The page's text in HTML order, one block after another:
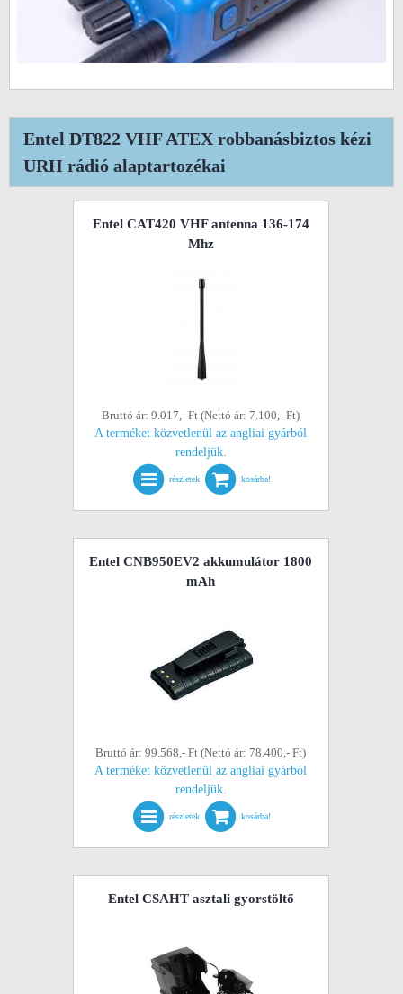
Entel DT822 VHF ATEX robbanásbiztos kézi
URH rádió alaptartozékai
Entel CAT420 VHF antenna 136-174
Mhz
Bruttó ár: 9.017,- Ft (Nettó ár: 7.100,- Ft)
A terméket közvetlenül az angliai gyárból
rendeljük.
részletek kosárba!
Entel CNB950EV2 akkumulátor 1800
mAh
Bruttó ár: 99.568,- Ft (Nettó ár: 78.400,- Ft)
A terméket közvetlenül az angliai gyárból
rendeljük.
részletek kosárba!
Entel CSAHT asztali gyorstöltő